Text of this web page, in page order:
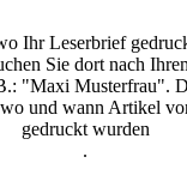
Ihr Leserbrief
Sie dort nach
"Maxi Musterfrau".
und wann Artikel
gedruckt wurden
.